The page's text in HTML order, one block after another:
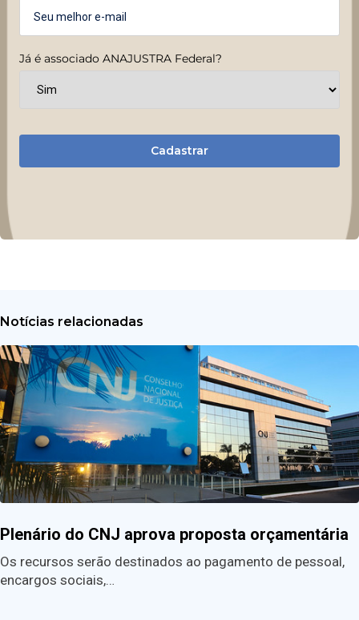
Já é associado ANAJUSTRA Federal?
Cadastrar
Notícias relacionadas
Plenário do CNJ aprova proposta orçamentária
Os recursos serão destinados ao pagamento de pessoal,
encargos sociais,…